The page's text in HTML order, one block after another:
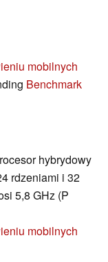
mobilnych
Benchmark
hybrydowy
rdzeniami i 32
5,8 GHz (P
mobilnych